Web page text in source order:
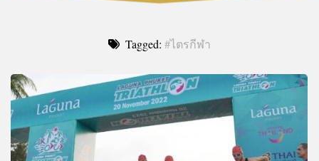
Tagged: #ไตรกีฬา